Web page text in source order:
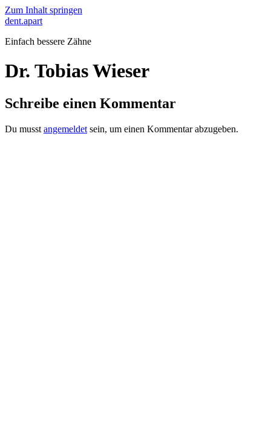
Zum Inhalt springen
dent.apart
Einfach bessere Zähne
Dr. Tobias Wieser
Schreibe einen Kommentar
Du musst angemeldet sein, um einen Kommentar abzugeben.